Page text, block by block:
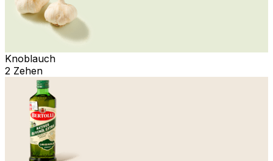
Knoblauch
2 Zehen